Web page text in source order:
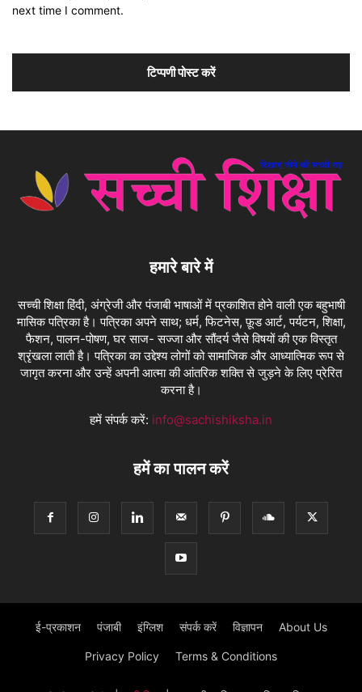
next time I comment.
हमारे बारे में
सच्ची शिक्षा हिंदी, अंग्रेजी और पंजाबी भाषाओं में प्रकाशित होने वाली एक बहुभाषी
मासिक पत्रिका है। पत्रिका अपने साथ; धर्म, फिटनेस, फ़ूड आर्ट, पर्यटन, शिक्षा,
फैशन, पालन-पोषण, घर साज- सज्जा और सौंदर्य जैसे विषयों की एक विस्तृत
श्रृंखला लाती है। पत्रिका का उद्देश्य लोगों को सामाजिक और आध्यात्मिक रूप से
जागृत करना और उन्हें अपनी आत्मा की आंतरिक शक्ति से जुड़ने के लिए प्रेरित
करना है।
हमें संपर्क करें: info@sachishiksha.in
हमें का पालन करें
ई-प्रकाशन पंजाबी इंग्लिश संपर्क करें विज्ञापन About Us
Privacy Policy Terms & Conditions